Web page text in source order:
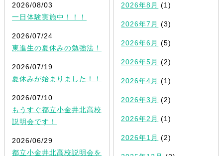
2026/08/03
一日体験実施中！！！
2026/07/24
東進生の夏休みの勉強法！
2026/07/19
夏休みが始まりました！！
2026/07/10
もうすぐ都立小金井北高校
説明会です！
2026/06/29
都立小金井北高校説明会を
2026年8月 (1)
2026年7月 (3)
2026年6月 (5)
2026年5月 (2)
2026年4月 (1)
2026年3月 (2)
2026年2月 (1)
2026年1月 (2)